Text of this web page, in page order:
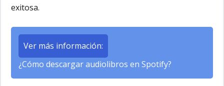
exitosa.
Ver más información:
¿Cómo descargar audiolibros en Spotify?